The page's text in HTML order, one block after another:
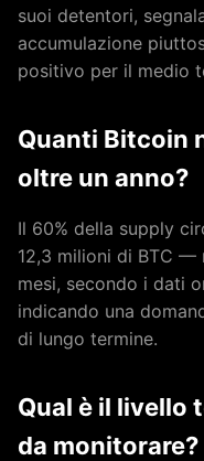
suoi detentori,
accumulazione
positivo per il medio
Quanti Bitcoin
oltre un anno?
Il 60% della supply
12,3 milioni di BTC —
mesi, secondo i dati
indicando una
di lungo termine.
Qual è il livello
da monitorare?